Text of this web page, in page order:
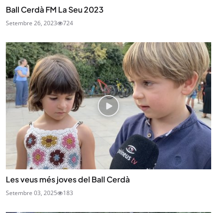
Ball Cerdà FM La Seu 2023
Setembre 26, 2023 724
Les veus més joves del Ball Cerdà
Setembre 03, 2025 183